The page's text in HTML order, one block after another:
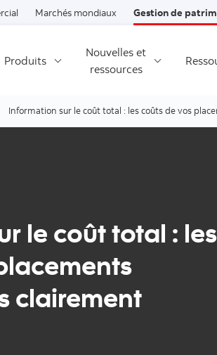
Marchés mondiaux Gestion de
Produits
Nouvelles et
ressources
Information sur le coût total : les coûts de vos
le coût total : les
clairement